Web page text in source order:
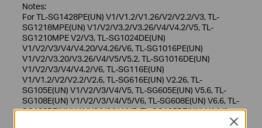
Notes:
For TL-SG1428PE(UN) V1/V1.2/V1.26/V2/V2.2/V3, TL-
SG1218MPE(UN) V1/V2/V3.2/V3.26/V4/V4.2/V5, TL-
SG1210MPE V2/V3, TL-SG1024DE(UN)
V1/V2/V3/V4/V4.20/V4.26/V6, TL-SG1016PE(UN)
V1/V2/V3.20/V3.26/V4/V5/V5.2, TL-SG1016DE(UN)
V1/V2/V3/V4/V4.2/V6, TL-SG116E(UN)
V1/V1.2/V2/V2.2/V2.6, TL-SG616E(UN) V2.26, TL-
SG105E(UN) V1/V2/V3/V4/V5, TL-SG605E(UN) V5.6, TL-
SG108E(UN) V1/V2/V3/V4/V5/V6, TL-SG608E(UN) V6.6, TL-
SG108PE(UN) V1/V2/V3/V4/V5, TL-SG105PE(UN) V1/V2,
Close